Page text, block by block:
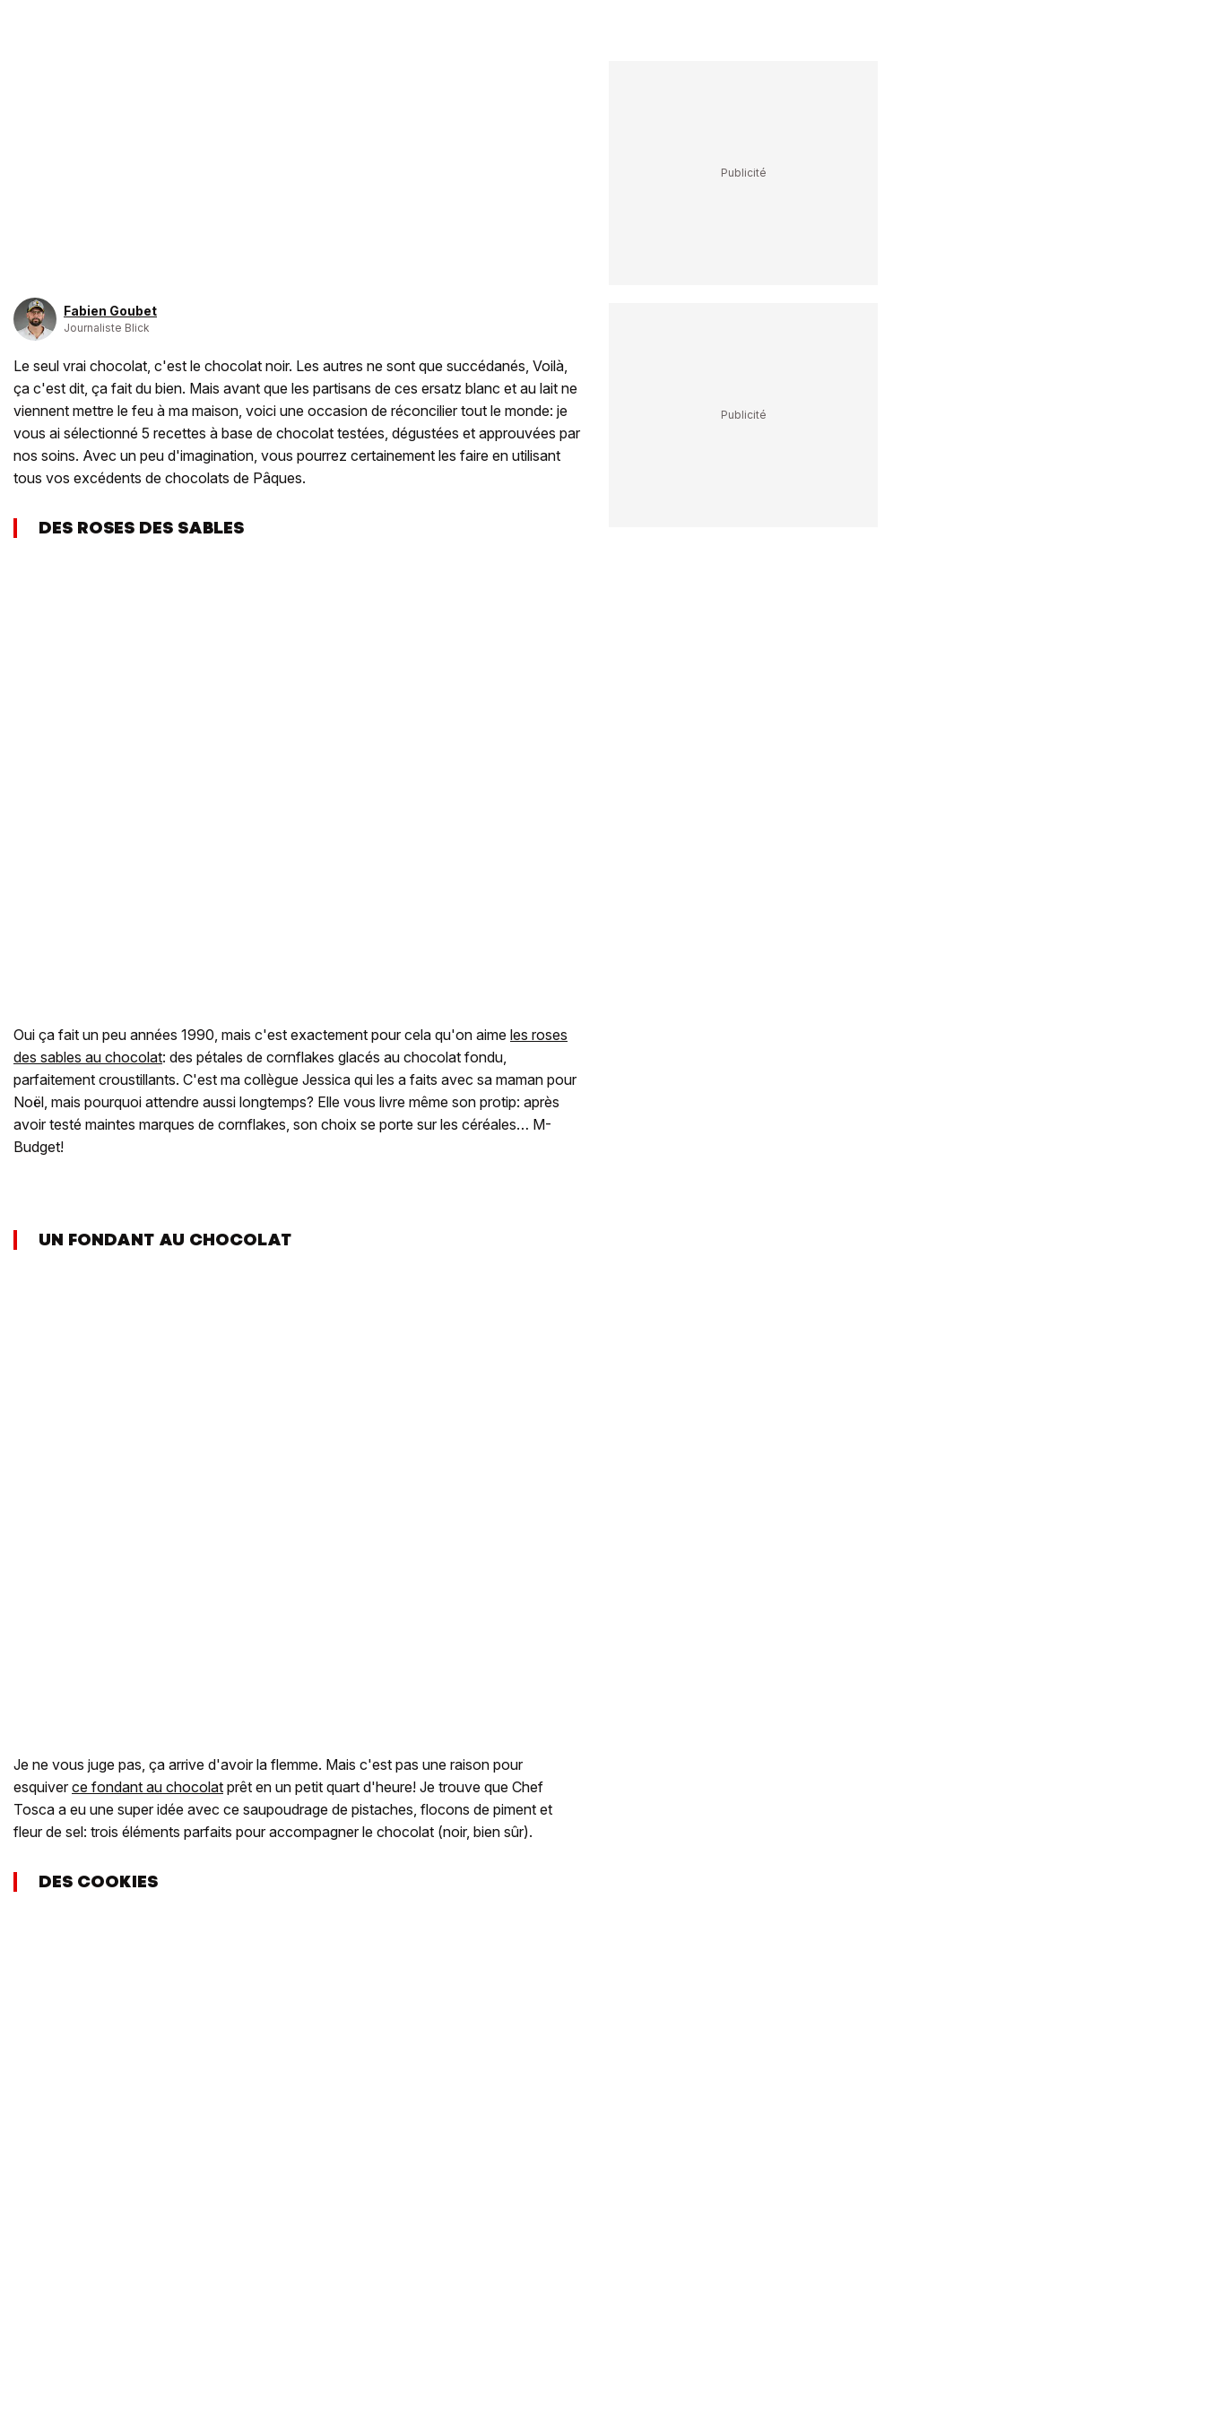
Fabien Goubet
Journaliste Blick
Le seul vrai chocolat, c'est le chocolat noir. Les autres ne sont que succédanés, Voilà,
ça c'est dit, ça fait du bien. Mais avant que les partisans de ces ersatz blanc et au lait ne
viennent mettre le feu à ma maison, voici une occasion de réconcilier tout le monde: je
vous ai sélectionné 5 recettes à base de chocolat testées, dégustées et approuvées par
nos soins. Avec un peu d'imagination, vous pourrez certainement les faire en utilisant
tous vos excédents de chocolats de Pâques.
DES ROSES DES SABLES
Oui ça fait un peu années 1990, mais c'est exactement pour cela qu'on aime les roses
des sables au chocolat: des pétales de cornflakes glacés au chocolat fondu,
parfaitement croustillants. C'est ma collègue Jessica qui les a faits avec sa maman pour
Noël, mais pourquoi attendre aussi longtemps? Elle vous livre même son protip: après
avoir testé maintes marques de cornflakes, son choix se porte sur les céréales… M-
Budget!
UN FONDANT AU CHOCOLAT
Je ne vous juge pas, ça arrive d'avoir la flemme. Mais c'est pas une raison pour
esquiver ce fondant au chocolat prêt en un petit quart d'heure! Je trouve que Chef
Tosca a eu une super idée avec ce saupoudrage de pistaches, flocons de piment et
fleur de sel: trois éléments parfaits pour accompagner le chocolat (noir, bien sûr).
DES COOKIES